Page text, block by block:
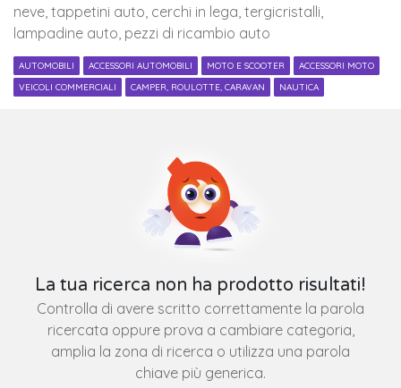
neve, tappetini auto, cerchi in lega, tergicristalli,
lampadine auto, pezzi di ricambio auto
AUTOMOBILI ACCESSORI AUTOMOBILI MOTO E SCOOTER
ACCESSORI MOTO
VEICOLI COMMERCIALI
CAMPER, ROULOTTE, CARAVAN NAUTICA
La tua ricerca non ha prodotto risultati!
Controlla di avere scritto correttamente la parola
ricercata oppure prova a cambiare categoria,
amplia la zona di ricerca o utilizza una parola
chiave più generica.